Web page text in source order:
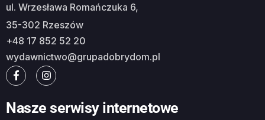
ul. Wrzesława Romańczuka 6,
35-302 Rzeszów
+48 17 852 52 20
wydawnictwo@grupadobrydom.pl
Nasze serwisy internetowe